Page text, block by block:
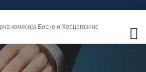
комисија Босне и Херцеговине